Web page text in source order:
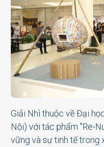
Giải Nhì thuộc về Đại
Nội) với tác phẩm "Re-
vững và sự tinh tế trong